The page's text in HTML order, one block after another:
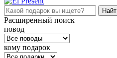
Расширенный поиск
повод
кому подарок